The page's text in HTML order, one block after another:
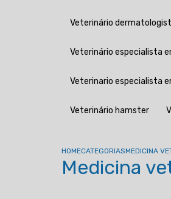
Veterinário
Veterinário especialista
Veterinario especialista
Veterinário hamster
HOMECATEGORIASMEDICINA
Medicina